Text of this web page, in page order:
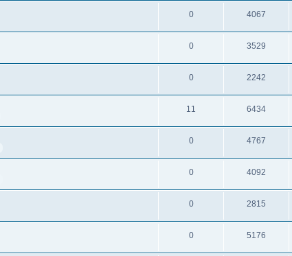
0 4067
0 3529
0 2242
11 6434
0 4767
0 4092
0 2815
0 5176